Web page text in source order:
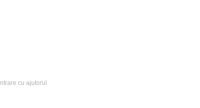
Intrare cu ajutorul